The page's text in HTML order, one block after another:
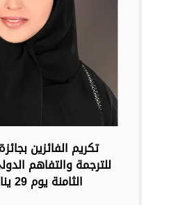
تكريم الفائزين
للترجمة والتفاهم
الثامنة يوم 29 يناير الجاري